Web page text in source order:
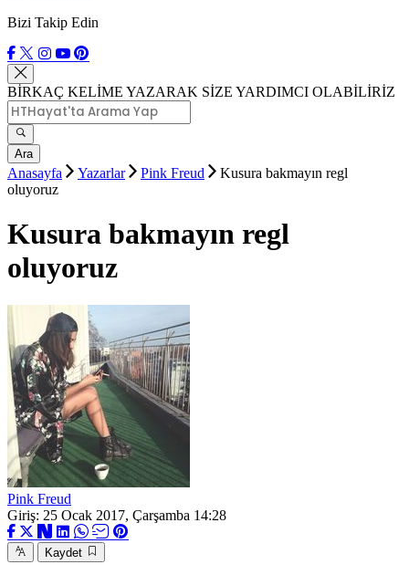
Bizi Takip Edin
BİRKAÇ KELİME YAZARAK SİZE YARDIMCI OLABİLİRİZ
Ara
Anasayfa Yazarlar Pink Freud
Kusura bakmayın regl
oluyoruz
Kusura bakmayın regl
oluyoruz
Pink Freud
Giriş: 25 Ocak 2017, Çarşamba 14:28
Kaydet